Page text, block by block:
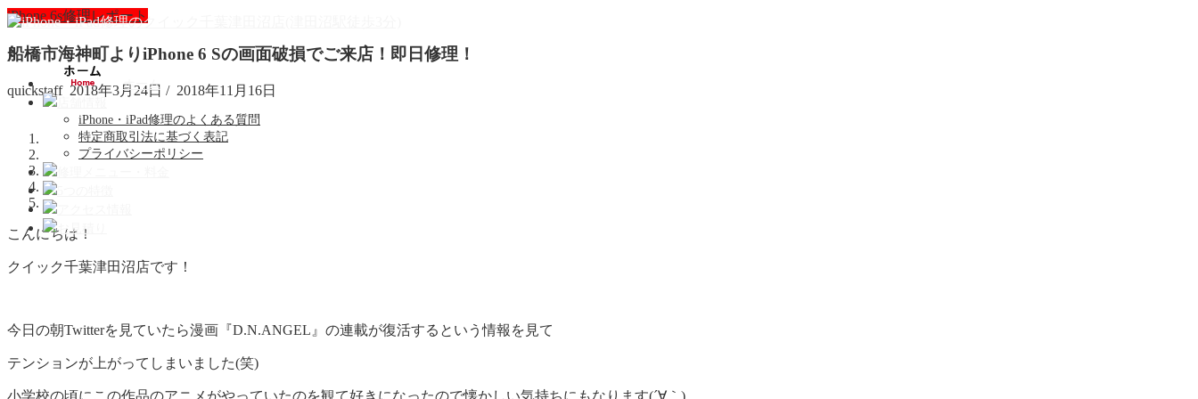
ホーム
iPhone・iPad修理のよくある質問
特定商取引法に基づく表記
プライバシーポリシー
お見積り
iPhone 6s修理レポート
船橋市海神町よりiPhone 6 Sの画面破損でご来店！即日修理！
quickstaff 2018年3月24日 / 2018年11月16日
こんにちは！
クイック千葉津田沼店です！
今日の朝Twitterを見ていたら漫画『D.N.ANGEL』の連載が復活するという情報を見て
テンションが上がってしまいました(笑)